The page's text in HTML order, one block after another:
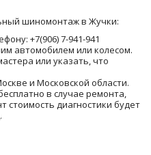
шиномонтаж в Жучки:
+7(906) 7-941-941
автомобилем или колесом.
или указать, что
и Московской области.
в случае ремонта,
стоимость диагностики будет